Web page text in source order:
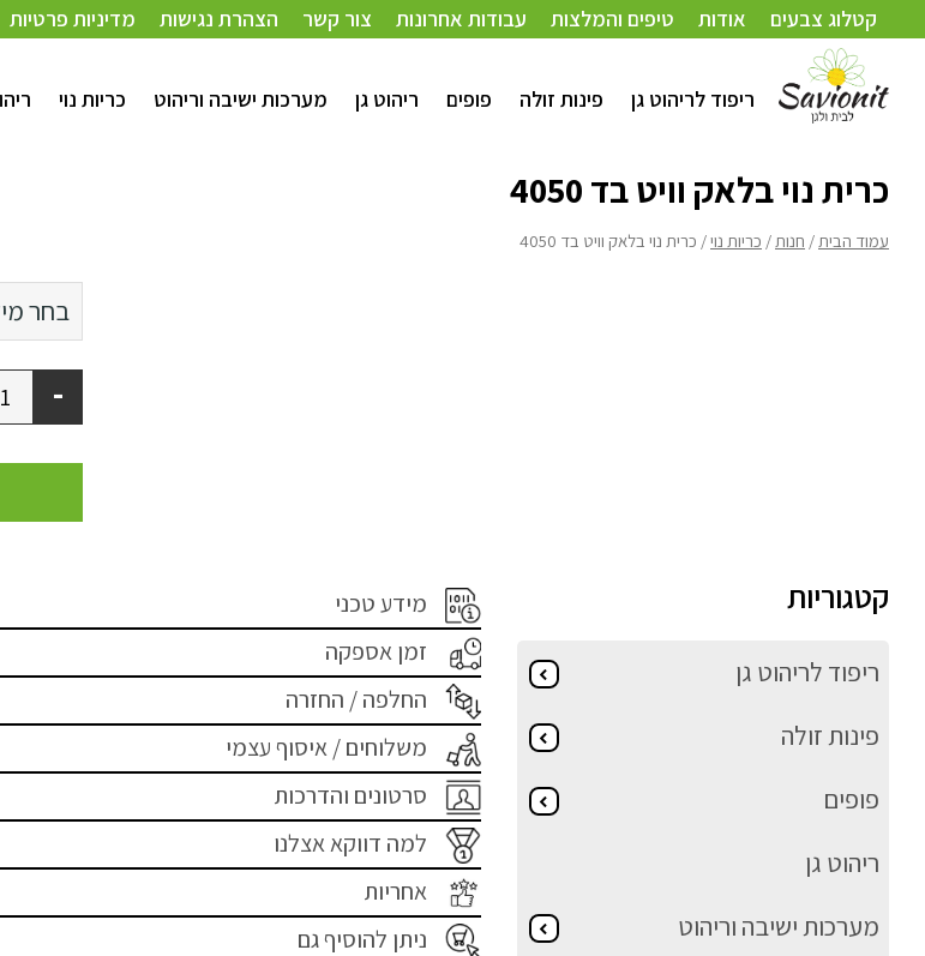
קטלוג צבעים אודות טיפים והמלצות עבודות אחרונות צור קשר הצהרת נגישות מדיניות פרטיות
ריפוד לריהוט גן פינות זולה פופים ריהוט גן מערכות ישיבה וריהוט כריות נוי
עמוד הבית/חנות/כריות נוי / כרית נוי בלאק וויט בד 4050
כרית נוי בלאק וויט בד 4050
עמוד הבית/ חנות/ כריות נוי/ כרית נוי בלאק וויט בד 4050
בחר
47/47
65/35
60/60
-
מידע טכני
זמן אספקה
החלפה / החזרה
משלוחים / איסוף עצמי
סרטונים והדרכות
למה דווקא אצלנו
אחריות
ניתן להוסיף גם
קטגוריות
ריפוד לריהוט גן
פינות זולה
פופים
ריהוט גן
מערכות ישיבה וריהוט